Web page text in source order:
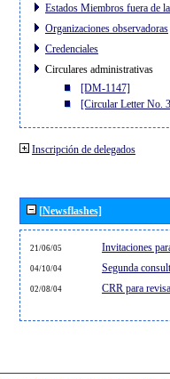
Estados Miembros fuera de
Organizaciones observadoras
Credenciales
Circulares administrativas
[DM-1147]
[Circular Letter No.
Inscripción de delegados
[Newsflashes]
21/06/05 Invitaciones
04/10/04 Segunda
02/08/04 CRR para